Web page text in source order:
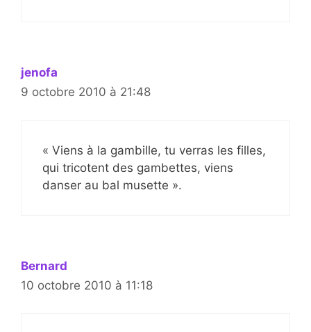
jenofa
9 octobre 2010 à 21:48
« Viens à la gambille, tu verras les filles,
qui tricotent des gambettes, viens
danser au bal musette ».
Bernard
10 octobre 2010 à 11:18